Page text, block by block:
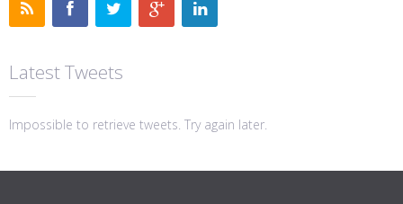
Latest Tweets
Impossible to retrieve tweets. Try again later.